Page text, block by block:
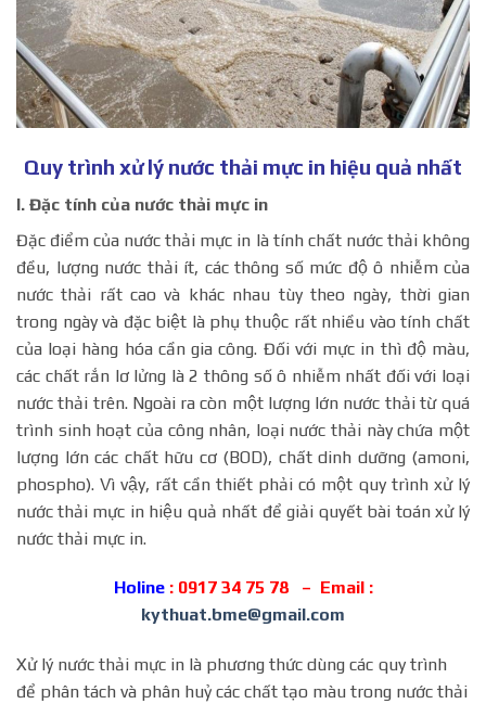
Quy trình xử lý nước thải mực in hiệu quả nhất
I. Đặc tính của nước thải mực in
Đặc điểm của nước thải mực in là tính chất nước thải không
đều, lượng nước thải ít, các thông số mức độ ô nhiễm của
nước thải rất cao và khác nhau tùy theo ngày, thời gian
trong ngày và đặc biệt là phụ thuộc rất nhiều vào tính chất
của loại hàng hóa cần gia công. Đối với mực in thì độ màu,
các chất rắn lơ lửng là 2 thông số ô nhiễm nhất đối với loại
nước thải trên. Ngoài ra còn một lượng lớn nước thải từ quá
trình sinh hoạt của công nhân, loại nước thải này chứa một
lượng lớn các chất hữu cơ (BOD), chất dinh dưỡng (amoni,
phospho). Vì vậy, rất cần thiết phải có một quy trình xử lý
nước thải mực in hiệu quả nhất để giải quyết bài toán xử lý
nước thải mực in.
Holine : 0917 34 75 78 – Email :
kythuat.bme@gmail.com
Xử lý nước thải mực in là phương thức dùng các quy trình
để phân tách và phân huỷ các chất tạo màu trong nước thải